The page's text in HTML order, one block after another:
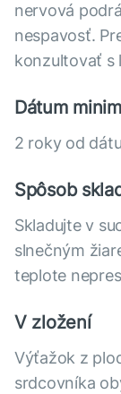
nervová
nespavosť.
konzultovať s
Dátum
2 roky od
Spôsob
Skladujte v
slnečným
teplote
V zložení
Výťažok z
srdcovníka